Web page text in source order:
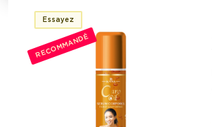
Essayez
RECOMMANDÉ